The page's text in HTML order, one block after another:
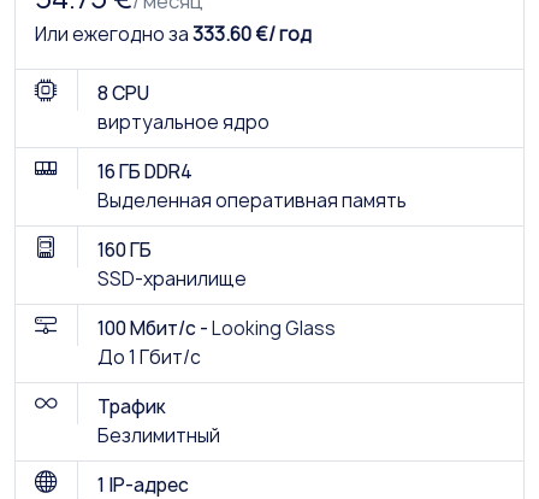
Или ежегодно за333.60 €/ год
8 CPU
виртуальное ядро
16 ГБ DDR4
Выделенная оперативная память
160 ГБ
SSD-хранилище
100 Мбит/с -Looking Glass
До 1 Гбит/с
Трафик
Безлимитный
1 IP-адрес